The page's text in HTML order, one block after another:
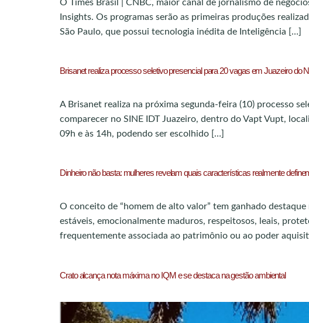
O Times Brasil | CNBC, maior canal de jornalismo de
Insights. Os programas serão as primeiras produções
São Paulo, que possui tecnologia inédita de Inteligência […]
Brisanet realiza processo seletivo presencial para 20 vagas em Juazeiro do
A Brisanet realiza na próxima segunda-feira (10) processo
comparecer no SINE IDT Juazeiro, dentro do Vapt Vupt,
09h e às 14h, podendo ser escolhido […]
Dinheiro não basta: mulheres revelam quais características realmente
O conceito de “homem de alto valor” tem ganhado
estáveis, emocionalmente maduros, respeitosos, leais,
frequentemente associada ao patrimônio ou ao poder
Crato alcança nota máxima no IQM e se destaca na gestão ambiental